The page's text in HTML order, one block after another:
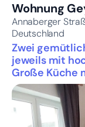
Wohnung
Annaberger
Deutschland
Zwei
jeweils mit
Große Küche